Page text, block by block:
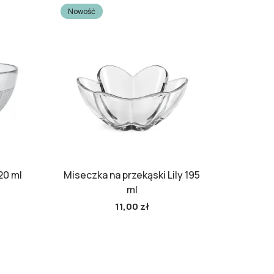
ml
Nowość
Miseczka na przekąski Lily 195
ml
11,00 zł